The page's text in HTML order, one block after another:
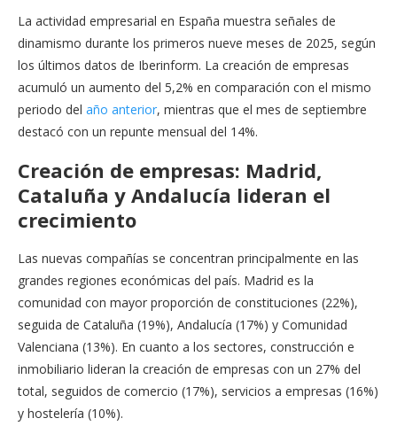
La actividad empresarial en España muestra señales de
dinamismo durante los primeros nueve meses de 2025, según
los últimos datos de Iberinform. La creación de empresas
acumuló un aumento del 5,2% en comparación con el mismo
periodo del año anterior, mientras que el mes de septiembre
destacó con un repunte mensual del 14%.
Creación de empresas: Madrid,
Cataluña y Andalucía lideran el
crecimiento
Las nuevas compañías se concentran principalmente en las
grandes regiones económicas del país. Madrid es la
comunidad con mayor proporción de constituciones (22%),
seguida de Cataluña (19%), Andalucía (17%) y Comunidad
Valenciana (13%). En cuanto a los sectores, construcción e
inmobiliario lideran la creación de empresas con un 27% del
total, seguidos de comercio (17%), servicios a empresas (16%)
y hostelería (10%).